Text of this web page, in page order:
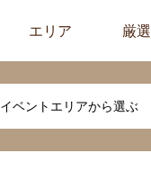
エリア 厳選
イベントエリアから選ぶ